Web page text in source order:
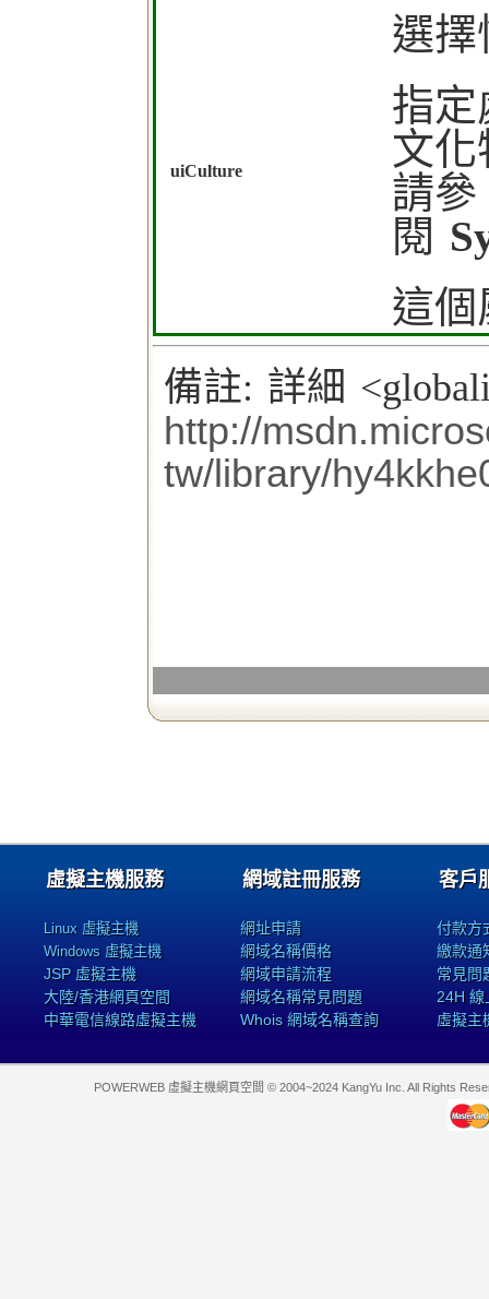
uiCulture
選擇
指定
文
請參
閱
這
備註: 詳細
http://
tw/library/
虛擬主機服務
Linux 虛擬主機
Windows 虛擬主機
JSP 虛擬主機
大陸/香港網頁空間
中華電信線路虛擬主機
網域註冊服務
網址申請
網域名稱價格
網域申請流程
網域名稱常見問題
Whois 網域名稱查詢
客戶
付款方
繳款通
常見問
24H 線
虛擬主
POWERWEB 虛擬主機網頁空間 © 2004~2024 KangYu Inc. All Rights